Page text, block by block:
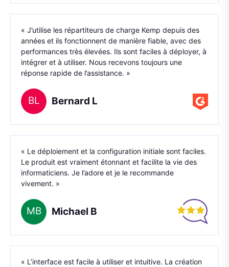
« J’utilise les répartiteurs de charge Kemp depuis des
années et ils fonctionnent de manière fiable, avec des
performances très élevées. Ils sont faciles à déployer, à
intégrer et à utiliser. Nous recevons toujours une
réponse rapide de l’assistance. »
BL Bernard L
« Le déploiement et la configuration initiale sont faciles.
Le produit est vraiment étonnant et facilite la vie des
informaticiens. Je l’adore et je le recommande
vivement. »
MB Michael B
« L’interface est facile à utiliser et intuitive. La création